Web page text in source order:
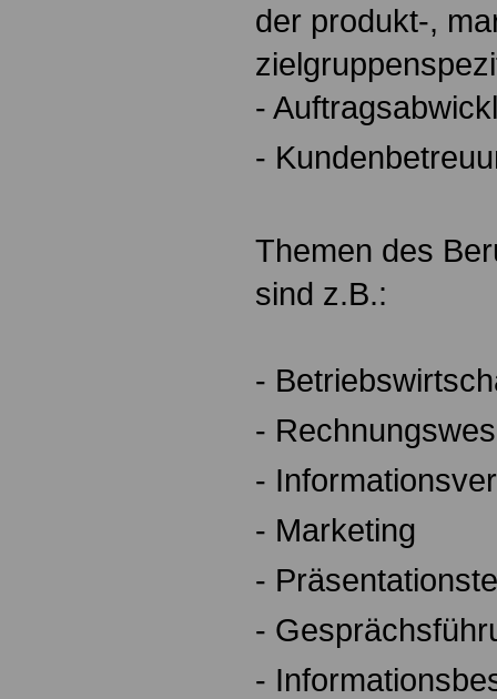
der produkt-,
-
-
Themen des
sind z.B.:
-
-
-
- Marketing
-
-
-